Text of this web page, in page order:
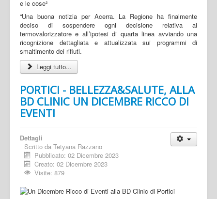
“Una buona notizia per Acerra. La Regione ha finalmente
deciso di sospendere ogni decisione relativa al
termovalorizzatore e all’ipotesi di quarta linea avviando una
ricognizione dettagliata e attualizzata sui programmi di
smaltimento dei rifiuti.
Leggi tutto...
PORTICI - BELLEZZA&SALUTE, ALLA
BD CLINIC UN DICEMBRE RICCO DI
EVENTI
Dettagli
Scritto da Tetyana Razzano
Pubblicato: 02 Dicembre 2023
Creato: 02 Dicembre 2023
Visite: 879